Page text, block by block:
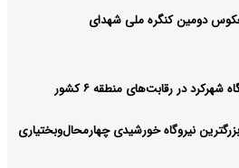
دومین کنگره ملی شهدای
در رقابت‌های منطقه ۶ کشور
نیروگاه خورشیدی چهارمحال‌وبختیاری